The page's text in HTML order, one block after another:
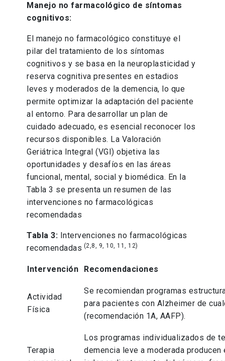
Manejo no farmacológico de síntomas
cognitivos:
El manejo no farmacológico constituye el
pilar del tratamiento de los síntomas
cognitivos y se basa en la neuroplasticidad y
reserva cognitiva presentes en estadios
leves y moderados de la demencia, lo que
permite optimizar la adaptación del paciente
al entorno. Para desarrollar un plan de
cuidado adecuado, es esencial reconocer los
recursos disponibles. La Valoración
Geriátrica Integral (VGI) objetiva las
oportunidades y desafíos en las áreas
funcional, mental, social y biomédica. En la
Tabla 3 se presenta un resumen de las
intervenciones no farmacológicas
recomendadas
Tabla 3: Intervenciones no farmacológicas
recomendadas (2,8, 9, 10, 11, 12)
Intervención Recomendaciones
Actividad
Física
Se recomiendan programas
para pacientes con Alzheimer de
(recomendación 1A, AAFP).
Terapia
Los programas individualizados de
demencia leve a moderada